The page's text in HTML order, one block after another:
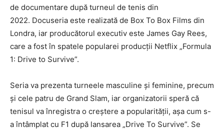
de documentare după turneul de tenis din
2022. Docuseria este realizată de Box To Box Films din
Londra, iar producătorul executiv este James Gay Rees,
care a fost în spatele popularei producții Netflix „Formula
1: Drive to Survive”.
Seria va prezenta turneele masculine și feminine, precum
și cele patru de Grand Slam, iar organizatorii speră că
tenisul va înregistra o creștere a popularității, așa cum s-
a întâmplat cu F1 după lansarea „Drive To Survive”. Se